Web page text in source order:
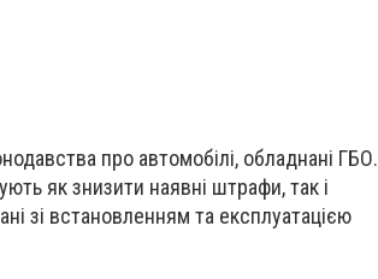
про автомобілі, обладнані ГБО.
як знизити наявні штрафи, так і
зі встановленням та експлуатацією